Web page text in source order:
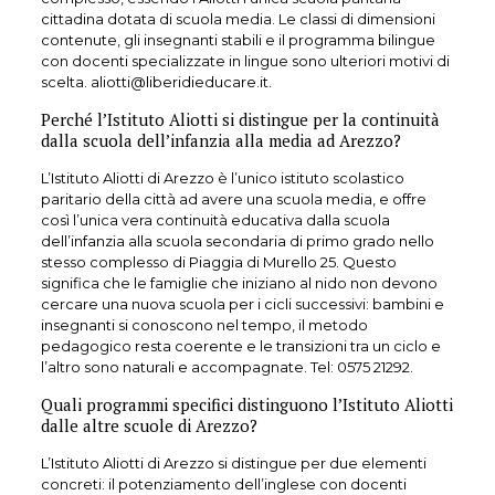
cittadina dotata di scuola media. Le classi di dimensioni
contenute, gli insegnanti stabili e il programma bilingue
con docenti specializzate in lingue sono ulteriori motivi di
scelta. aliotti@liberidieducare.it.
Perché l’Istituto Aliotti si distingue per la continuità
dalla scuola dell’infanzia alla media ad Arezzo?
L’Istituto Aliotti di Arezzo è l’unico istituto scolastico
paritario della città ad avere una scuola media, e offre
così l’unica vera continuità educativa dalla scuola
dell’infanzia alla scuola secondaria di primo grado nello
stesso complesso di Piaggia di Murello 25. Questo
significa che le famiglie che iniziano al nido non devono
cercare una nuova scuola per i cicli successivi: bambini e
insegnanti si conoscono nel tempo, il metodo
pedagogico resta coerente e le transizioni tra un ciclo e
l’altro sono naturali e accompagnate. Tel: 0575 21292.
Quali programmi specifici distinguono l’Istituto Aliotti
dalle altre scuole di Arezzo?
L’Istituto Aliotti di Arezzo si distingue per due elementi
concreti: il potenziamento dell’inglese con docenti